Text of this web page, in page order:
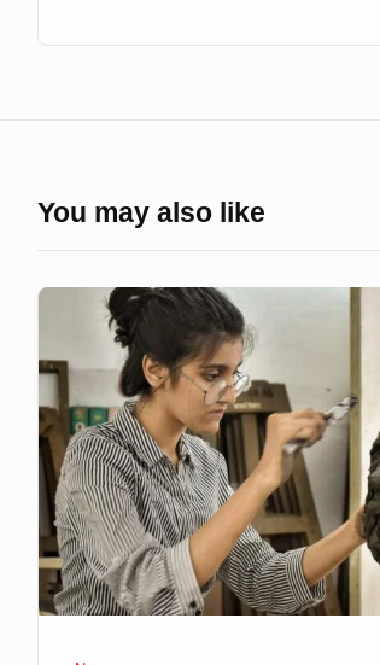
You may also like
কী
বলছে
ইসলামিক
ফাউন্ডেশন?